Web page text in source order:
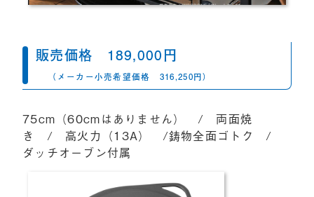
販売価格 189,000円
（メーカー小売希望価格 316,250円）
75cm（60cmはありません） / 両面焼
き / 高火力（13A） /鋳物全面ゴトク /
ダッチオーブン付属